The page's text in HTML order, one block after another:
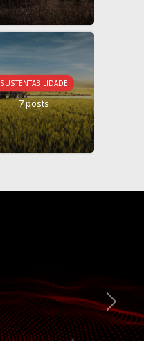
SUSTENTABILIDADE
7 posts
Next